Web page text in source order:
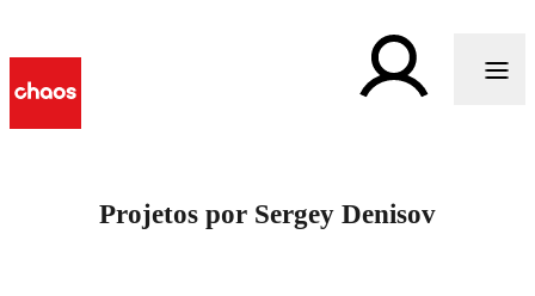
Projetos por Sergey Denisov